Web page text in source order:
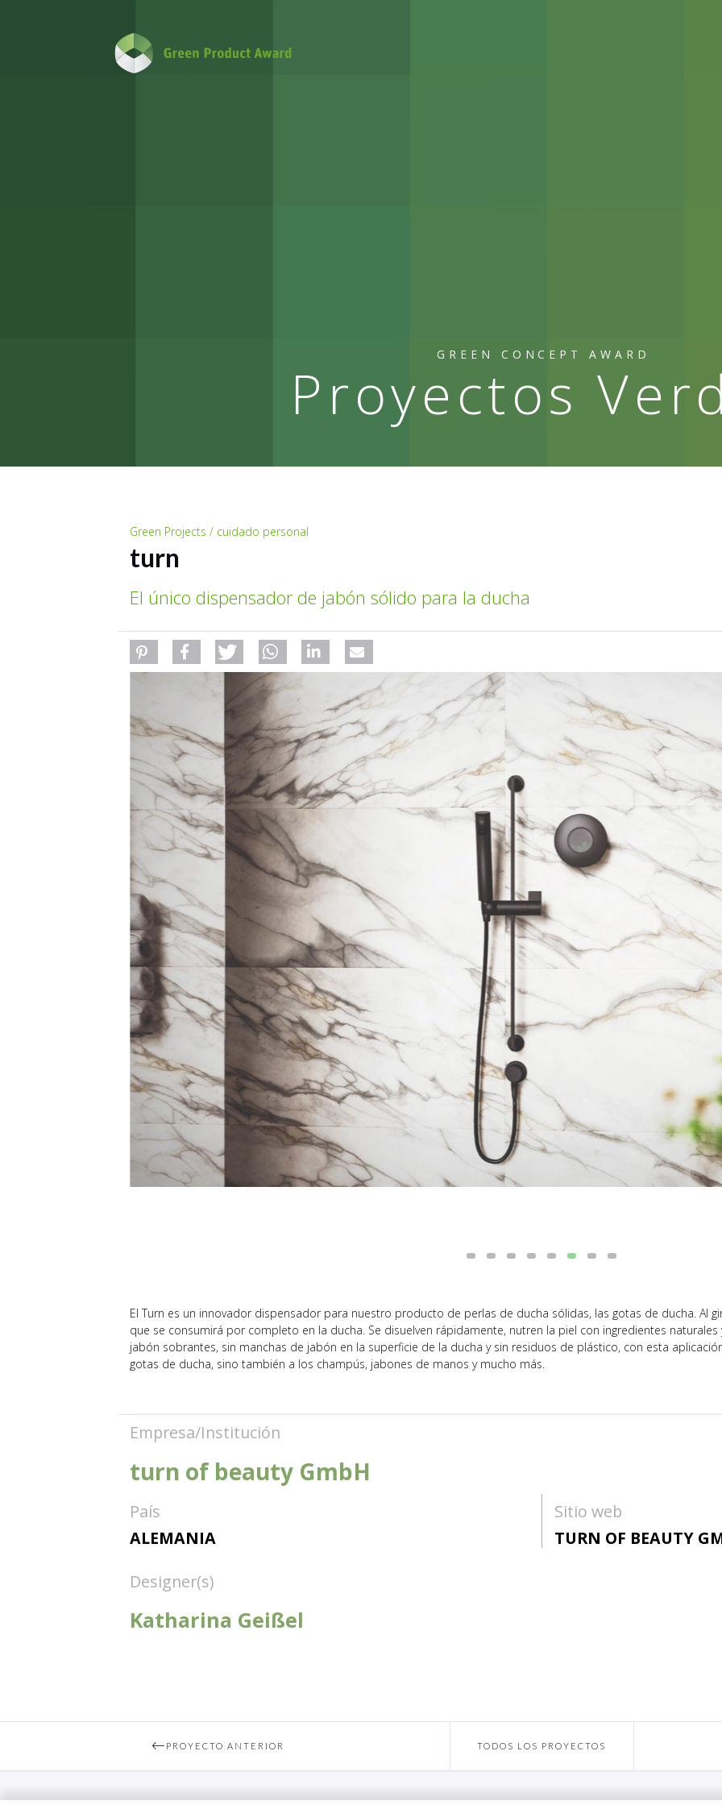
GREEN CONCEPT AWARD
Proyectos
Green Projects / cuidado personal
turn
El único dispensador de jabón sólido para la ducha
El Turn es un innovador dispensador para nuestro producto de perlas de ducha sólidas, las gotas de ducha. Al
que se consumirá por completo en la ducha. Se disuelven rápidamente, nutren la piel con ingredientes
jabón sobrantes, sin manchas de jabón en la superficie de la ducha y sin residuos de plástico, con esta
gotas de ducha, sino también a los champús, jabones de manos y mucho más.
Empresa/Institución
turn of beauty GmbH
País
ALEMANIA
Sitio web
TURN OF BEAUTY
Designer(s)
Katharina Geißel
PROYECTO ANTERIOR TODOS LOS PROYECTOS